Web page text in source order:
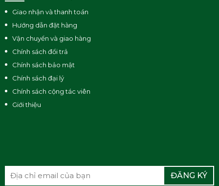
Giao nhận và thanh toán
Hướng dẫn đặt hàng
Vận chuyển và giao hàng
Chính sách đổi trả
Chính sách bảo mật
Chính sách đại lý
Chính sách cộng tác viên
Giới thiệu
ĐĂNG KÝ